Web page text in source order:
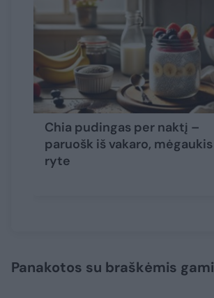
Chia pudingas per naktį –
paruošk iš vakaro, mėgaukis
ryte
Panakotos su braškėmis